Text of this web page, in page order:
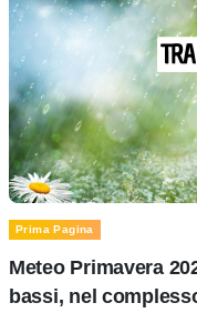
Prima Pagina
Meteo Primavera
bassi, nel